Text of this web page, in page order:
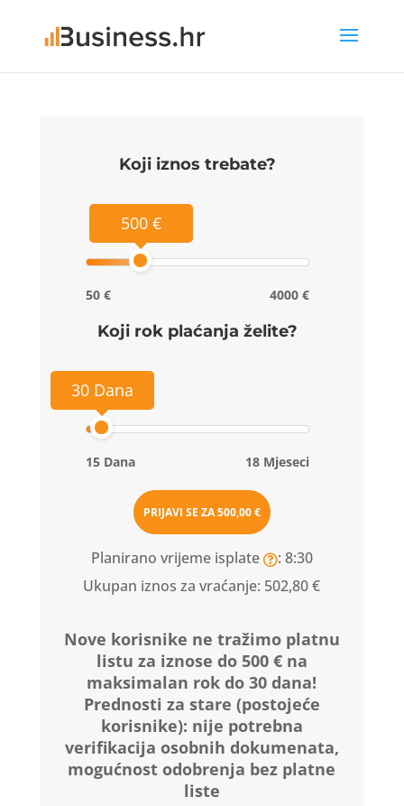
Koji iznos trebate?
500 €
50 € 4000 €
Koji rok plaćanja želite?
30 Dana
15 Dana 18 Mjeseci
PRIJAVI SE ZA500,00 €
Planirano vrijeme isplate
: 8:30
Ukupan iznos za vraćanje: 502,80 €
Nove korisnike ne tražimo platnu
listu za iznose do 500 € na
maksimalan rok do 30 dana!
Prednosti za stare (postojeće
korisnike): nije potrebna
verifikacija osobnih dokumenata,
mogućnost odobrenja bez platne
liste